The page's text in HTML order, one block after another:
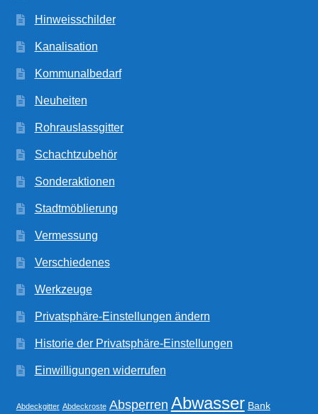
Hinweisschilder
Kanalisation
Kommunalbedarf
Neuheiten
Rohrauslassgitter
Schachtzubehör
Sonderaktionen
Stadtmöblierung
Vermessung
Verschiedenes
Werkzeuge
Privatsphäre-Einstellungen ändern
Historie der Privatsphäre-Einstellungen
Einwilligungen widerrufen
Abdeckgitter Abdeckroste Absperren Abwasser Bank